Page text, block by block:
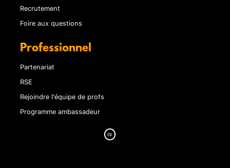
Recrutement
Foire aux questions
Professionnel
Partenariat
RSE
Rejoindre l'équipe de profs
Programme ambassadeur